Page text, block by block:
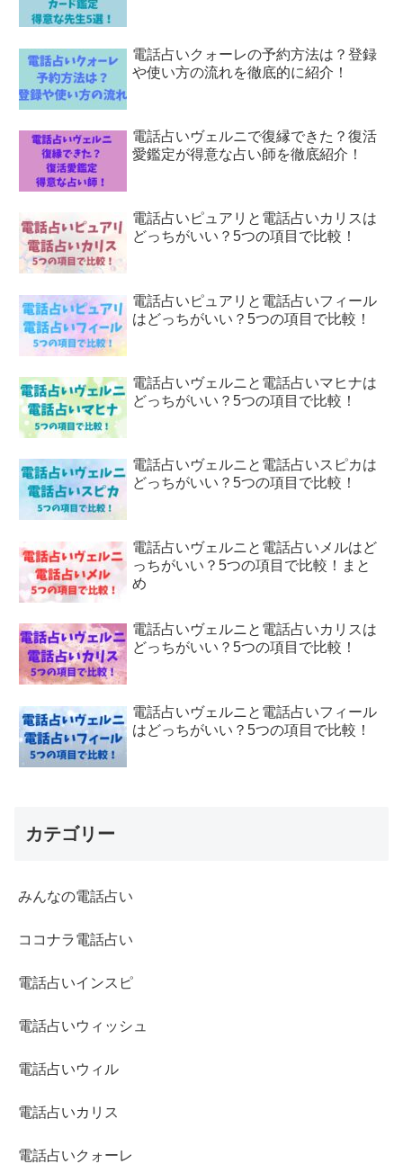
電話占いクォーレの予約方法は？登録
や使い方の流れを徹底的に紹介！
電話占いヴェルニで復縁できた？復活
愛鑑定が得意な占い師を徹底紹介！
電話占いピュアリと電話占いカリスは
どっちがいい？5つの項目で比較！
電話占いピュアリと電話占いフィール
はどっちがいい？5つの項目で比較！
電話占いヴェルニと電話占いマヒナは
どっちがいい？5つの項目で比較！
電話占いヴェルニと電話占いスピカは
どっちがいい？5つの項目で比較！
電話占いヴェルニと電話占いメルはど
っちがいい？5つの項目で比較！まと
め
電話占いヴェルニと電話占いカリスは
どっちがいい？5つの項目で比較！
電話占いヴェルニと電話占いフィール
はどっちがいい？5つの項目で比較！
カテゴリー
みんなの電話占い
ココナラ電話占い
電話占いインスピ
電話占いウィッシュ
電話占いウィル
電話占いカリス
電話占いクォーレ